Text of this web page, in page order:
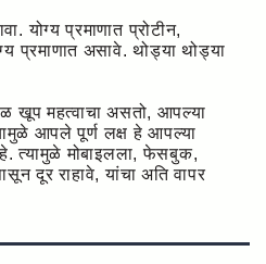
योग्य प्रमाणात प्रोटीन,
प्रमाणात असावे. थोड्या थोड्या
खूप महत्वाचा असतो, आपल्या
आपले पूर्ण लक्ष हे आपल्या
मोबाइलला, फेसबुक,
दूर राहावे, यांचा अति वापर